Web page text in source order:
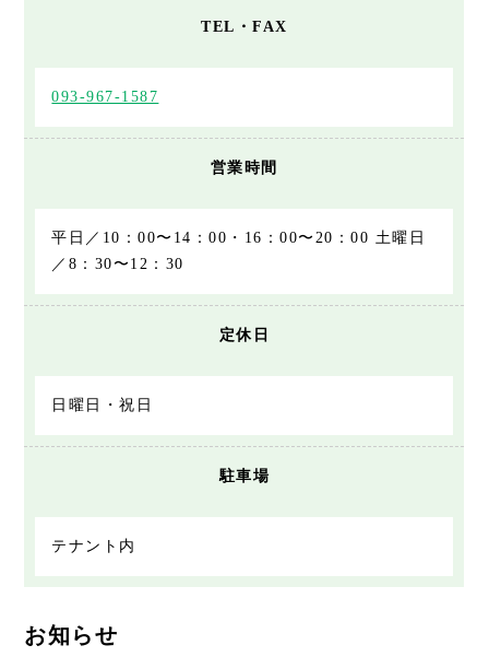
TEL・FAX
093-967-1587
営業時間
平日／10：00〜14：00・16：00〜20：00 土曜日
／8：30〜12：30
定休日
日曜日・祝日
駐車場
テナント内
お知らせ